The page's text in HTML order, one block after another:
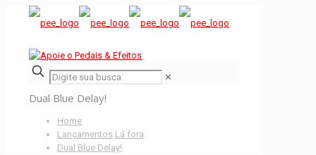
✕
Dual Blue Delay!
Home
Lançamentos Lá fora
Dual Blue Delay!